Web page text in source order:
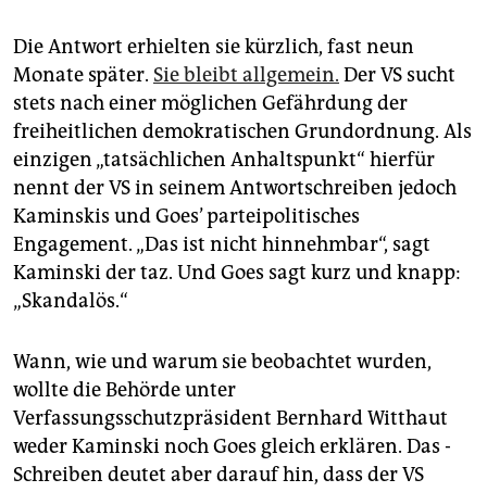
Die Antwort erhielten sie kürzlich, fast neun
Monate später. Sie bleibt allgemein. Der VS sucht
stets nach einer möglichen Gefährdung der
freiheitlichen demokratischen Grundordnung. Als
einzigen „tatsächlichen Anhaltspunkt“ hierfür
nennt der VS in seinem Antwortschreiben jedoch
Kaminskis und Goes’ parteipolitisches
Engagement. „Das ist nicht hinnehmbar“, sagt
Kaminski der taz. Und Goes sagt kurz und knapp:
„Skandalös.“
Wann, wie und warum sie beobachtet wurden,
wollte die Behörde unter
Verfassungsschutzpräsident Bernhard Witthaut
weder Kamins­ki noch Goes gleich erklären. Das ­
Schreiben deutet aber darauf hin, dass der VS